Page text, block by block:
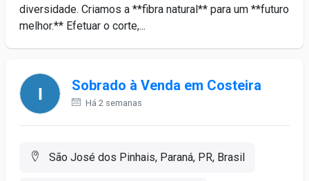
diversidade. Criamos a **fibra natural** para um **futuro
melhor.** Efetuar o corte,...
Sobrado à Venda em Costeira
Há 2 semanas
São José dos Pinhais, Paraná, PR, Brasil